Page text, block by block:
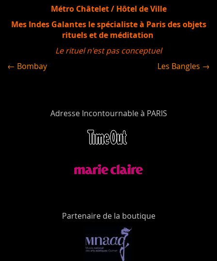
Métro Châtelet / Hôtel de Ville
Mes Indes Galantes le spécialiste à Paris des objets
rituels et de méditation
Le rituel n'est pas conceptuel
← Bombay
Les Bangles →
Adresse Incontournable à PARIS
Partenaire de la boutique